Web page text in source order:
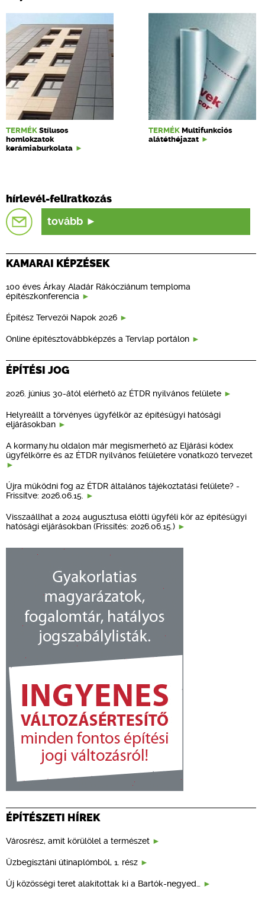
TERMÉK Stílusos
homlokzatok
kerámiaburkolata
TERMÉK Multifunkciós
alátéthéjazat
hírlevél-feliratkozás
tovább
KAMARAI KÉPZÉSEK
100 éves Árkay Aladár Rákócziánum temploma
építészkonferencia
Építész Tervezői Napok 2026
Online építésztovábbképzés a Tervlap portálon
ÉPÍTÉSI JOG
2026. június 30-ától elérhető az ÉTDR nyilvános felülete
Helyreállt a törvényes ügyfélkör az építésügyi hatósági
eljárásokban
A kormany.hu oldalon már megismerhető az Eljárási kódex
ügyfélkörre és az ÉTDR nyilvános felületére vonatkozó tervezet
Újra működni fog az ÉTDR általános tájékoztatási felülete? -
Frissítve: 2026.06.15.
Visszaállhat a 2024 augusztusa előtti ügyféli kör az építésügyi
hatósági eljárásokban (Frissítés: 2026.06.15.)
ÉPÍTÉSZETI HÍREK
Városrész, amit körülölel a természet
Üzbegisztáni útinaplómból, 1. rész
Új közösségi teret alakítottak ki a Bartók-negyed…